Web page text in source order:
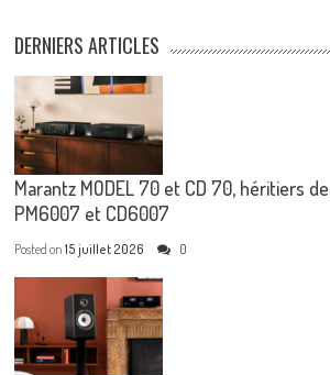
DERNIERS ARTICLES
Marantz MODEL 70 et CD 70, héritiers
PM6007 et CD6007
Posted on15 juillet 2026 0